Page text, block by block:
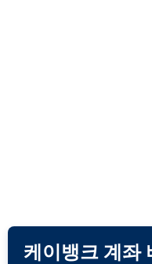
케이뱅크 계좌